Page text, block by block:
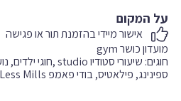
על המקום
אישור מיידי בהזמנת תור או פגישה
ספינינג, פילאטיס, בודי פאמפ Less Mills, יוגה, פיטנס זומבה